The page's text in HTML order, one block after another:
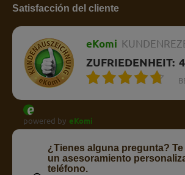
Satisfacción del cliente
eKomi
ZUFRIEDENHEIT:
powered by eKomi
¿Tienes alguna pregunta?
un asesoramiento
teléfono.